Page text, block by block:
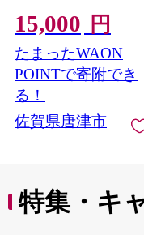
パック 惣菜 唐津市
15,000 円
たまったWAON
POINTで寄附でき
る！
佐賀県唐津市
特集・キ